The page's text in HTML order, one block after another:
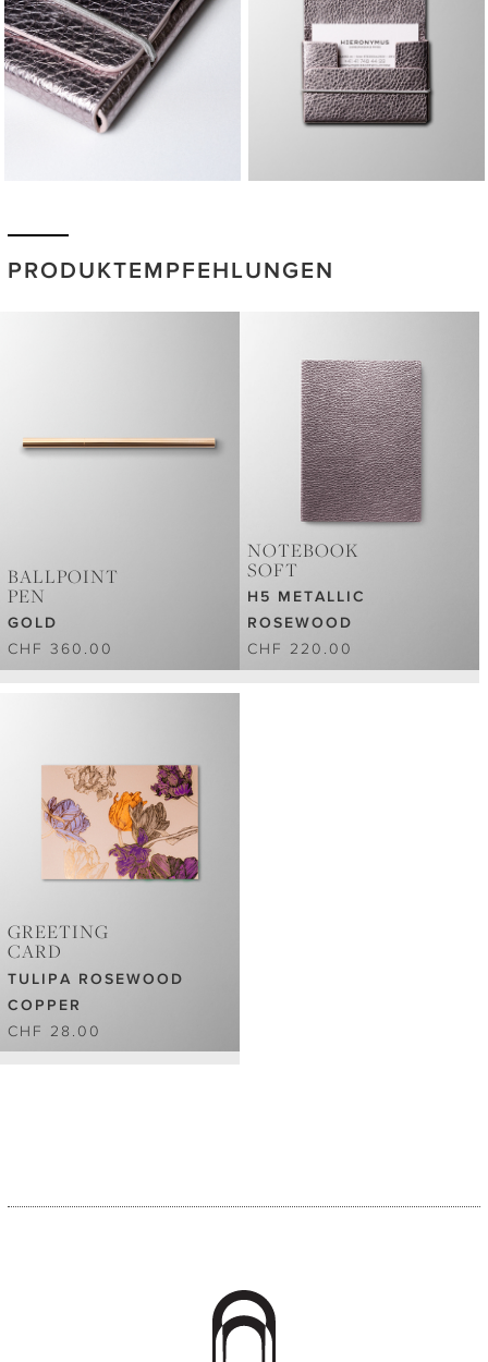
PRODUKTEMPFEHLUNGEN
BALLPOINT
PEN
GOLD
CHF 360.00
NOTEBOOK
SOFT
H5 METALLIC
ROSEWOOD
CHF 220.00
GREETING
CARD
TULIPA ROSEWOOD
COPPER
CHF 28.00